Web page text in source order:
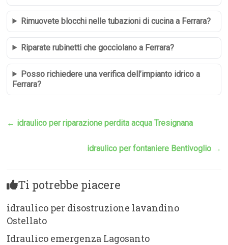
Rimuovete blocchi nelle tubazioni di cucina a Ferrara?
Riparate rubinetti che gocciolano a Ferrara?
Posso richiedere una verifica dell’impianto idrico a
Ferrara?
← idraulico per riparazione perdita acqua Tresignana
idraulico per fontaniere Bentivoglio →
Ti potrebbe piacere
idraulico per disostruzione lavandino
Ostellato
Idraulico emergenza Lagosanto